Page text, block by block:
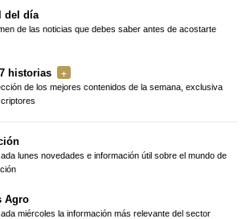
del día
de las noticias que debes saber antes de acostarte
historias
de los mejores contenidos de la semana, exclusiva
lunes novedades e información útil sobre el mundo de
Agro
miércoles la información más relevante del sector